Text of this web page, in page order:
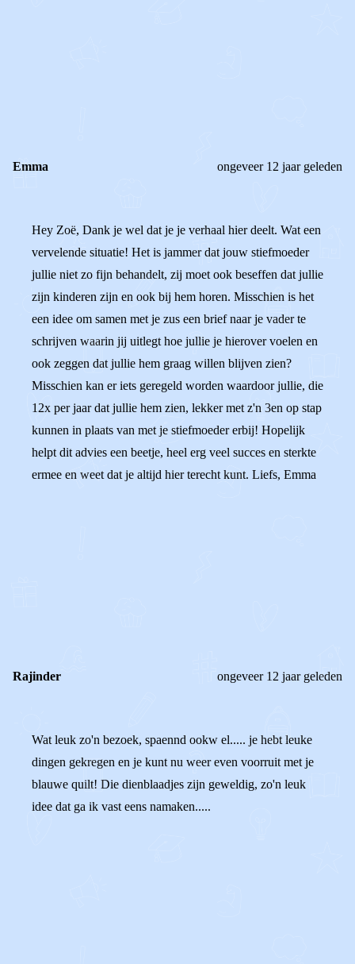
Emma ongeveer 12 jaar geleden
Hey Zoë, Dank je wel dat je je verhaal hier deelt. Wat een
vervelende situatie! Het is jammer dat jouw stiefmoeder
jullie niet zo fijn behandelt, zij moet ook beseffen dat jullie
zijn kinderen zijn en ook bij hem horen. Misschien is het
een idee om samen met je zus een brief naar je vader te
schrijven waarin jij uitlegt hoe jullie je hierover voelen en
ook zeggen dat jullie hem graag willen blijven zien?
Misschien kan er iets geregeld worden waardoor jullie, die
12x per jaar dat jullie hem zien, lekker met z'n 3en op stap
kunnen in plaats van met je stiefmoeder erbij! Hopelijk
helpt dit advies een beetje, heel erg veel succes en sterkte
ermee en weet dat je altijd hier terecht kunt. Liefs, Emma
Rajinder ongeveer 12 jaar geleden
Wat leuk zo'n bezoek, spaennd ookw el..... je hebt leuke
dingen gekregen en je kunt nu weer even voorruit met je
blauwe quilt! Die dienblaadjes zijn geweldig, zo'n leuk
idee dat ga ik vast eens namaken.....